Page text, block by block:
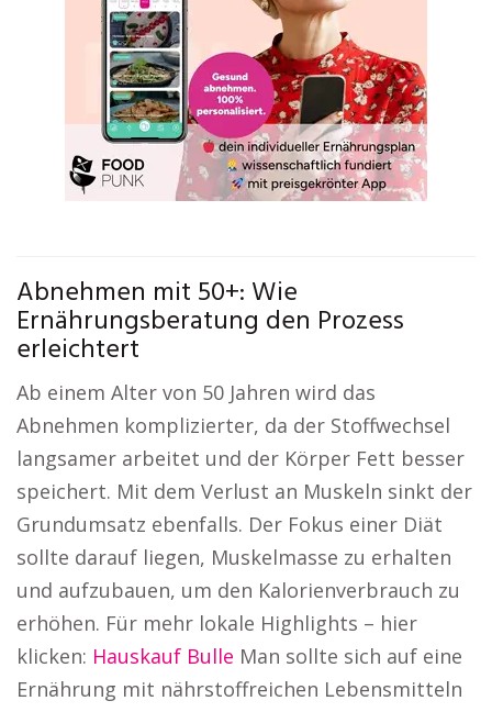
Abnehmen mit 50+: Wie
Ernährungsberatung den Prozess
erleichtert
Ab einem Alter von 50 Jahren wird das
Abnehmen komplizierter, da der Stoffwechsel
langsamer arbeitet und der Körper Fett besser
speichert. Mit dem Verlust an Muskeln sinkt der
Grundumsatz ebenfalls. Der Fokus einer Diät
sollte darauf liegen, Muskelmasse zu erhalten
und aufzubauen, um den Kalorienverbrauch zu
erhöhen. Für mehr lokale Highlights – hier
klicken: Hauskauf Bulle Man sollte sich auf eine
Ernährung mit nährstoffreichen Lebensmitteln